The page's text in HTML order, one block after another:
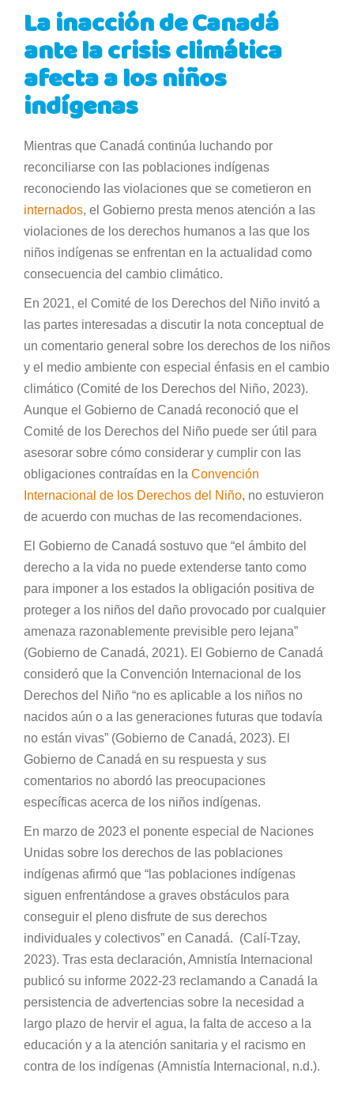
La inacción de Canadá
ante la crisis climática
afecta a los niños
indígenas
Mientras que Canadá continúa luchando por
reconciliarse con las poblaciones indígenas
reconociendo las violaciones que se cometieron en
internados, el Gobierno presta menos atención a las
violaciones de los derechos humanos a las que los
niños indígenas se enfrentan en la actualidad como
consecuencia del cambio climático.
En 2021, el Comité de los Derechos del Niño invitó a
las partes interesadas a discutir la nota conceptual de
un comentario general sobre los derechos de los niños
y el medio ambiente con especial énfasis en el cambio
climático (Comité de los Derechos del Niño, 2023).
Aunque el Gobierno de Canadá reconoció que el
Comité de los Derechos del Niño puede ser útil para
asesorar sobre cómo considerar y cumplir con las
obligaciones contraídas en la Convención
Internacional de los Derechos del Niño, no estuvieron
de acuerdo con muchas de las recomendaciones.
El Gobierno de Canadá sostuvo que “el ámbito del
derecho a la vida no puede extenderse tanto como
para imponer a los estados la obligación positiva de
proteger a los niños del daño provocado por cualquier
amenaza razonablemente previsible pero lejana”
(Gobierno de Canadá, 2021). El Gobierno de Canadá
consideró que la Convención Internacional de los
Derechos del Niño “no es aplicable a los niños no
nacidos aún o a las generaciones futuras que todavía
no están vivas” (Gobierno de Canadá, 2023). El
Gobierno de Canadá en su respuesta y sus
comentarios no abordó las preocupaciones
específicas acerca de los niños indígenas.
En marzo de 2023 el ponente especial de Naciones
Unidas sobre los derechos de las poblaciones
indígenas afirmó que “las poblaciones indígenas
siguen enfrentándose a graves obstáculos para
conseguir el pleno disfrute de sus derechos
individuales y colectivos” en Canadá. (Calí-Tzay,
2023). Tras esta declaración, Amnistía Internacional
publicó su informe 2022-23 reclamando a Canadá la
persistencia de advertencias sobre la necesidad a
largo plazo de hervir el agua, la falta de acceso a la
educación y a la atención sanitaria y el racismo en
contra de los indígenas (Amnistía Internacional, n.d.).